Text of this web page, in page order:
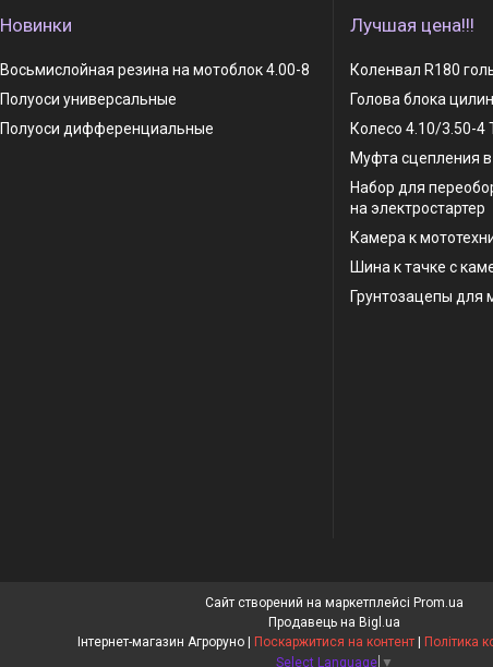
Новинки
Восьмислойная резина на мотоблок 4.00-8
Полуоси универсальные
Полуоси дифференциальные
Лучшая цена!!!
Коленвал R180
Голова блока
Колесо 4.10/3.50-4
Муфта сцепления
Набор для
на электростартер
Камера к
Шина к тачке с
Грунтозацепы для
Сайт створений на маркетплейсі Prom.ua
Продавець на Bigl.ua
Поскаржитися на контент
Політика
Select Language ▼